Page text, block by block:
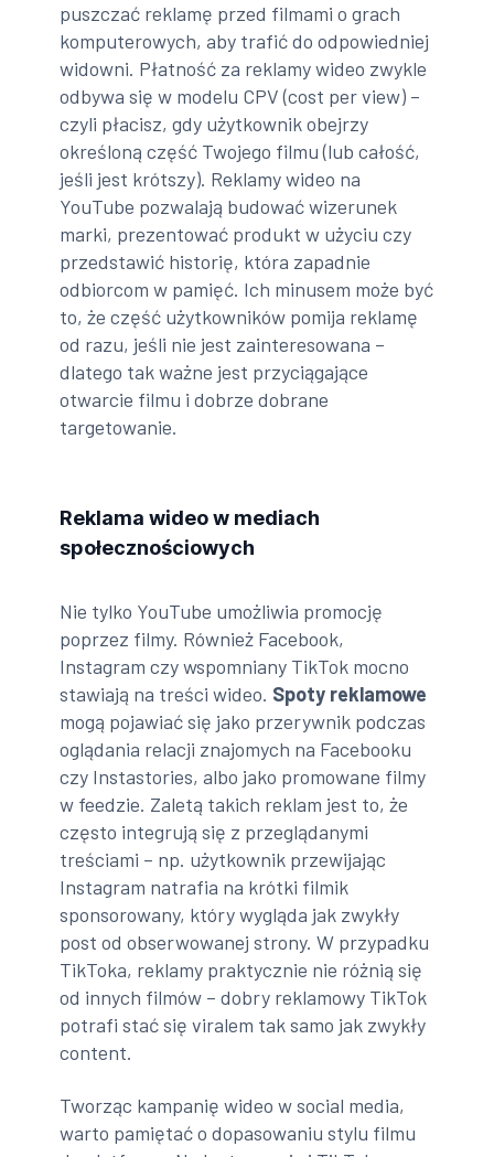
puszczać reklamę przed filmami o grach
komputerowych, aby trafić do odpowiedniej
widowni. Płatność za reklamy wideo zwykle
odbywa się w modelu CPV (cost per view) –
czyli płacisz, gdy użytkownik obejrzy
określoną część Twojego filmu (lub całość,
jeśli jest krótszy). Reklamy wideo na
YouTube pozwalają budować wizerunek
marki, prezentować produkt w użyciu czy
przedstawić historię, która zapadnie
odbiorcom w pamięć. Ich minusem może być
to, że część użytkowników pomija reklamę
od razu, jeśli nie jest zainteresowana –
dlatego tak ważne jest przyciągające
otwarcie filmu i dobrze dobrane
targetowanie.
Reklama wideo w mediach
społecznościowych
Nie tylko YouTube umożliwia promocję
poprzez filmy. Również Facebook,
Instagram czy wspomniany TikTok mocno
stawiają na treści wideo. Spoty reklamowe
mogą pojawiać się jako przerywnik podczas
oglądania relacji znajomych na Facebooku
czy Instastories, albo jako promowane filmy
w feedzie. Zaletą takich reklam jest to, że
często integrują się z przeglądanymi
treściami – np. użytkownik przewijając
Instagram natrafia na krótki filmik
sponsorowany, który wygląda jak zwykły
post od obserwowanej strony. W przypadku
TikToka, reklamy praktycznie nie różnią się
od innych filmów – dobry reklamowy TikTok
potrafi stać się viralem tak samo jak zwykły
content.
Tworząc kampanię wideo w social media,
warto pamiętać o dopasowaniu stylu filmu